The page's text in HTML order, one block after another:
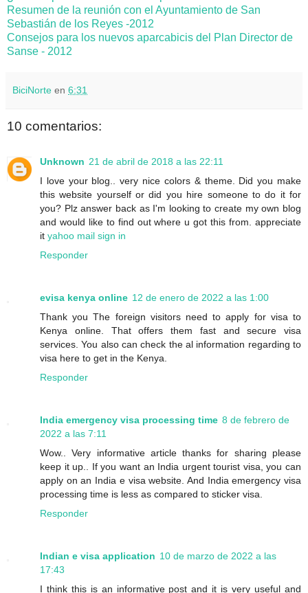
Resumen de la reunión con el Ayuntamiento de San
Sebastián de los Reyes -2012
Consejos para los nuevos aparcabicis del Plan Director de
Sanse - 2012
BiciNorte en 6:31
10 comentarios:
Unknown 21 de abril de 2018 a las 22:11
I love your blog.. very nice colors & theme. Did you make
this website yourself or did you hire someone to do it for
you? Plz answer back as I'm looking to create my own blog
and would like to find out where u got this from. appreciate
it yahoo mail sign in
Responder
evisa kenya online 12 de enero de 2022 a las 1:00
Thank you The foreign visitors need to apply for visa to
Kenya online. That offers them fast and secure visa
services. You also can check the al information regarding to
visa here to get in the Kenya.
Responder
India emergency visa processing time 8 de febrero de
2022 a las 7:11
Wow.. Very informative article thanks for sharing please
keep it up.. If you want an India urgent tourist visa, you can
apply on an India e visa website. And India emergency visa
processing time is less as compared to sticker visa.
Responder
Indian e visa application 10 de marzo de 2022 a las
17:43
I think this is an informative post and it is very useful and